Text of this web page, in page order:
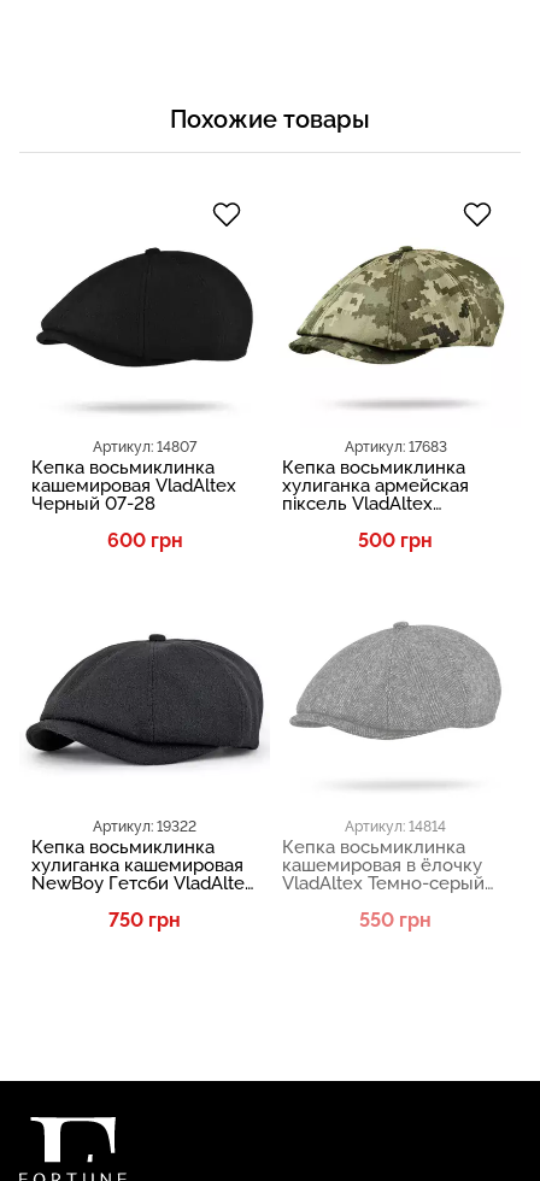
Похожие товары
Артикул: 14807
Кепка восьмиклинка
кашемировая VladAltex
Черный 07-28
600 грн
Артикул: 19322
Кепка восьмиклинка
хулиганка кашемировая
NewBoy Гетсби VladAltex
750 грн
Артикул: 17683
Кепка восьмиклинка
хулиганка армейская
піксель VladAltex
500 грн
Артикул: 14814
Кепка восьмиклинка
кашемировая в ёлочку
VladAltex Темно-серый
550 грн